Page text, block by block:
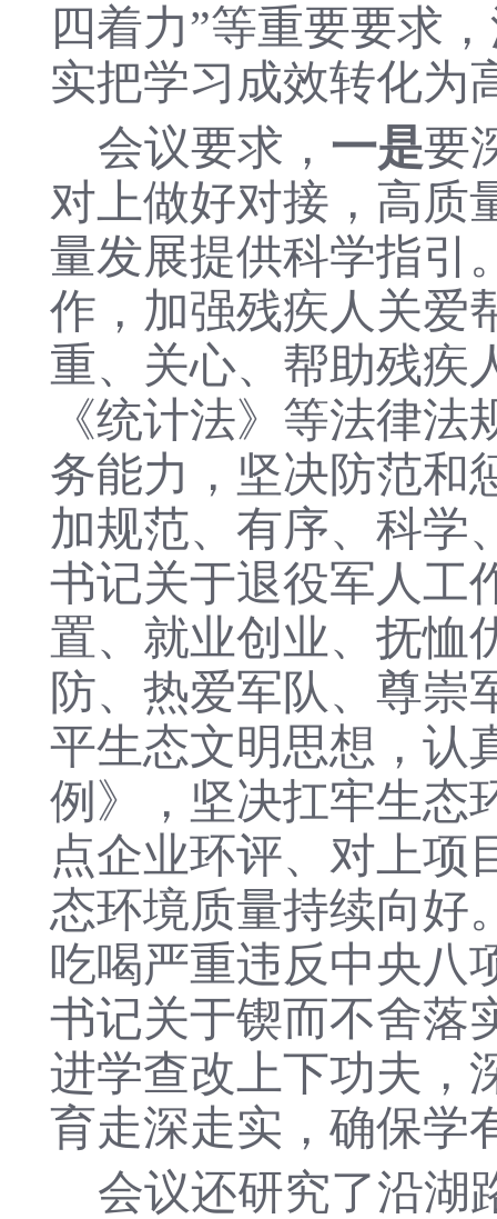
四着力”等重要要求
实把学习成效转化为
会议要求， 一是要
对上做好对接，高质
量发展提供科学指引
作，加强残疾人关爱
重、关心、帮助残疾
《统计法》等法律
务能力，坚决防范和
加规范、有序、科学
书记关于退役军人工
置、就业创业、抚恤
防、热爱军队、尊崇
平生态文明思想，认
例》，坚决扛牢生态
点企业环评、对上项
态环境质量持续向好
吃喝严重违反中央八
书记关于锲而不舍落
进学查改上下功夫，
育走深走实，确保学
会议还研究了沿湖